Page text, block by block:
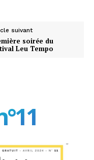
suivant
soirée du
Leu Tempo